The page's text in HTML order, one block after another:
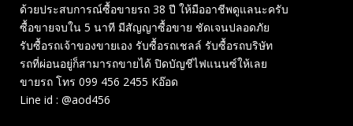
ด้วยประสบการณ์ซื้อขายรถ 38 ปี ให้มืออาชีพดูแลนะครับ
ซื้อขายจบใน 5 นาที มีสัญญาซื้อขาย ชัดเจนปลอดภัย
รับซื้อรถเจ้าของขายเอง รับซื้อรถเชลล์ รับซื้อรถบริษัท
รถที่ผ่อนอยู่ก็สามารถขายได้ ปิดบัญชีไฟแนนซ์ให้เลย
ขายรถ โทร 099 456 2455 Kอ๊อด
Line id : @aod456